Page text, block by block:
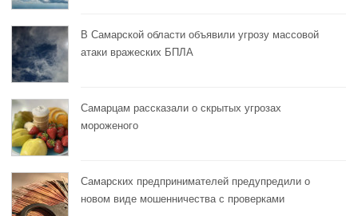
В Самарской области объявили угрозу массовой
атаки вражеских БПЛА
Самарцам рассказали о скрытых угрозах
мороженого
Самарских предпринимателей предупредили о
новом виде мошенничества с проверками